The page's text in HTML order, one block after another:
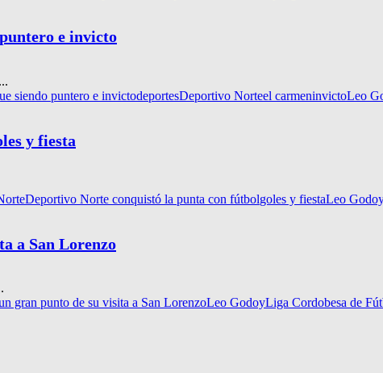
e invicto
siendo puntero e invictodeportesDeportivo Norteel carmeninvictoLeo
y fiesta
Deportivo Norte conquistó la punta con fútbolgoles y fiestaLeo
a San Lorenzo
gran punto de su visita a San LorenzoLeo GodoyLiga Cordobesa de